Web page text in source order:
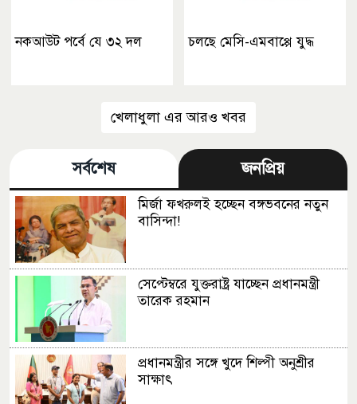
নকআউট পর্বে যে ৩২ দল চলছে মেসি-এমবাপ্পে যুদ্ধ
খেলাধুলা এর আরও খবর
সর্বশেষ জনপ্রিয়
মির্জা ফখরুলই হচ্ছেন বঙ্গভবনের নতুন
বাসিন্দা!
সেপ্টেম্বরে যুক্তরাষ্ট্র যাচ্ছেন প্রধানমন্ত্রী
তারেক রহমান
প্রধানমন্ত্রীর সঙ্গে খুদে শিল্পী অনুশ্রীর
সাক্ষাৎ